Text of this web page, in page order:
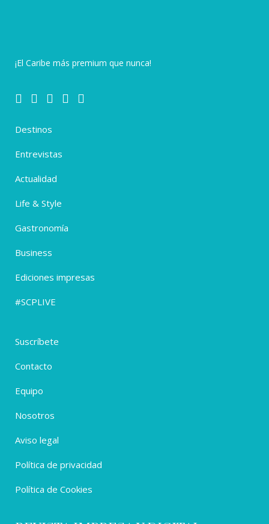
¡El Caribe más premium que nunca!
Destinos
Entrevistas
Actualidad
Life & Style
Gastronomía
Business
Ediciones impresas
#SCPLIVE
Suscríbete
Contacto
Equipo
Nosotros
Aviso legal
Política de privacidad
Política de Cookies